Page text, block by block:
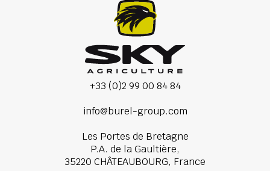
+33 (0)2 99 00 84 84
info@burel-group.com
Les Portes de Bretagne
P.A. de la Gaultière,
35220 CHÂTEAUBOURG, France